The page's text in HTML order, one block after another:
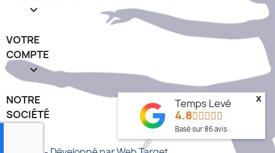

VOTRE
COMPTE

NOTRE
SOCIÉTÉ
Temps Levé
4.8
Basé sur86avis
x